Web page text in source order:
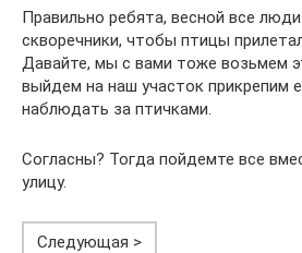
Правильно ребята, весной все
скворечники, чтобы птицы
Давайте, мы с вами тоже возьмем
выйдем на наш участок прикрепим
наблюдать за птичками.
Согласны? Тогда пойдемте все
улицу.
Следующая >